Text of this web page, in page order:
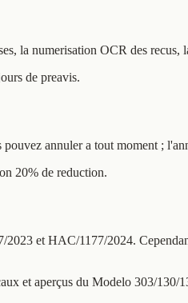
la numerisation OCR des
de preavis.
annuler a tout moment ;
20% de reduction.
et HAC/1177/2024.
et aperçus du Modelo 303/